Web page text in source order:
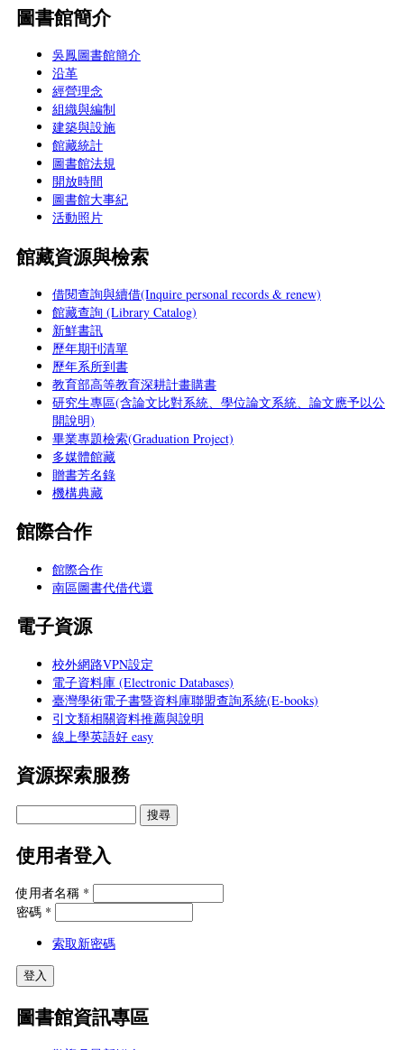
圖書館簡介
吳鳳圖書館簡介
沿革
經營理念
組織與編制
建築與設施
館藏統計
圖書館法規
開放時間
圖書館大事紀
活動照片
館藏資源與檢索
借閱查詢與續借(Inquire personal records & renew)
館藏查詢 (Library Catalog)
新鮮書訊
歷年期刊清單
歷年系所到書
教育部高等教育深耕計畫購書
研究生專區(含論文比對系統、學位論文系統、論文應予以公
開說明)
畢業專題檢索(Graduation Project)
多媒體館藏
贈書芳名錄
機構典藏
館際合作
館際合作
南區圖書代借代還
電子資源
校外網路VPN設定
電子資料庫 (Electronic Databases)
臺灣學術電子書暨資料庫聯盟查詢系統(E-books)
引文類相關資料推薦與說明
線上學英語好 easy
資源探索服務
使用者登入
使用者名稱 *
密碼 *
索取新密碼
圖書館資訊專區